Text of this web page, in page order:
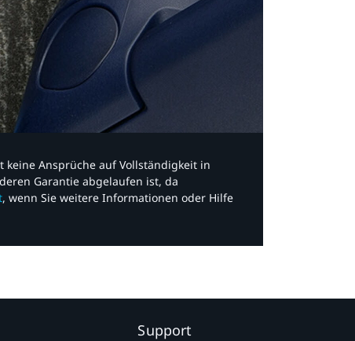
Ansprüche auf Vollständigkeit in
Garantie abgelaufen ist, da
, wenn Sie weitere Informationen oder Hilfe
Support